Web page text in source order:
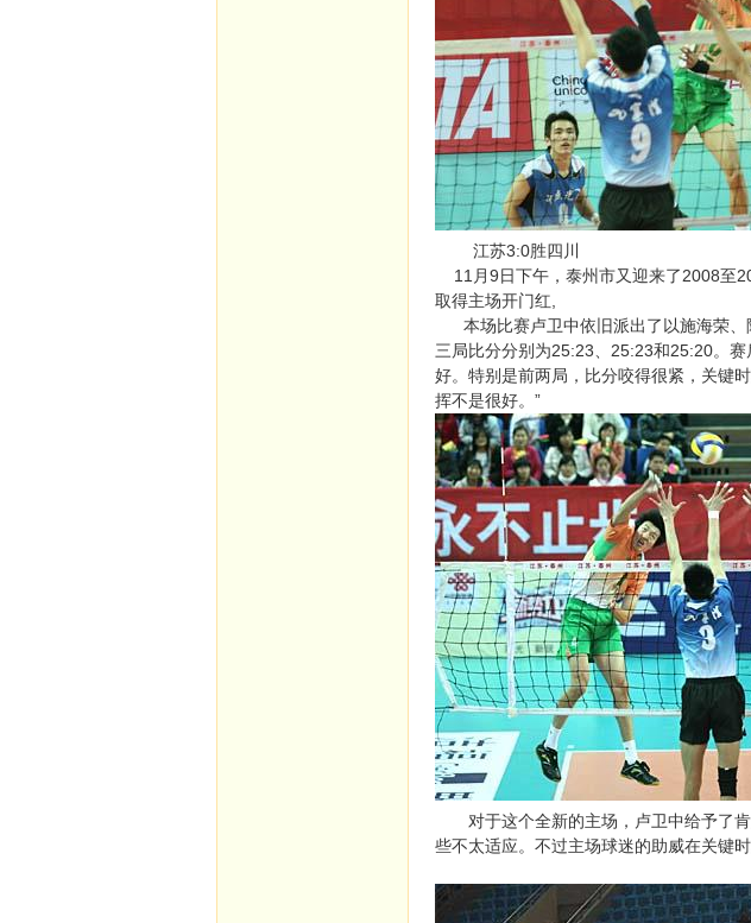
江苏3:0胜四川
11月9日下午，泰州市又迎来了2008至
取得主场开门红,
本场比赛卢卫中依旧派出了以施海荣、
三局比分分别为25:23、25:23和25:20。
好。特别是前两局，比分咬得很紧，关键
挥不是很好。”
对于这个全新的主场，卢卫中给予了肯
些不太适应。不过主场球迷的助威在关键